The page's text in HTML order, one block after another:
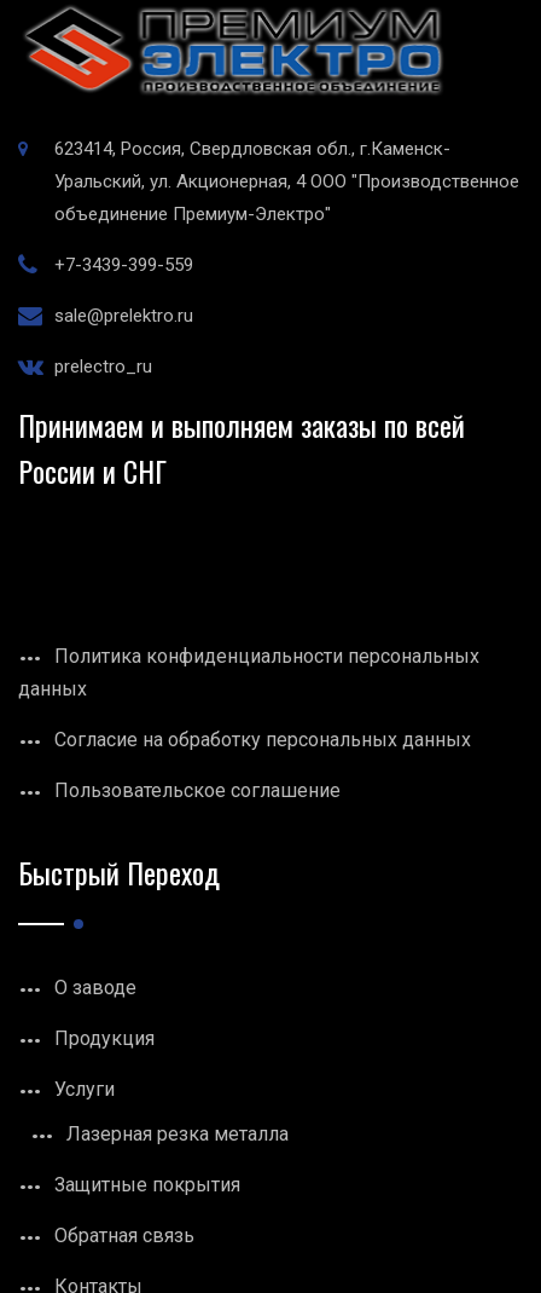
623414, Россия, Свердловская обл., г.Каменск-
Уральский, ул. Акционерная, 4 ООО "Производственное
объединение Премиум-Электро"
+7-3439-399-559
sale@prelektro.ru
prelectro_ru
Принимаем и выполняем заказы по всей
России и СНГ
Политика конфиденциальности персональных
данных
Согласие на обработку персональных данных
Пользовательское соглашение
Быстрый Переход
О заводе
Продукция
Услуги
Лазерная резка металла
Защитные покрытия
Обратная связь
Контакты